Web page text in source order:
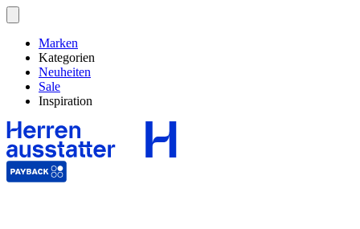
Marken
Kategorien
Neuheiten
Sale
Inspiration